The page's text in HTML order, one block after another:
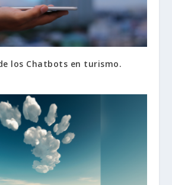
los Chatbots en turismo.